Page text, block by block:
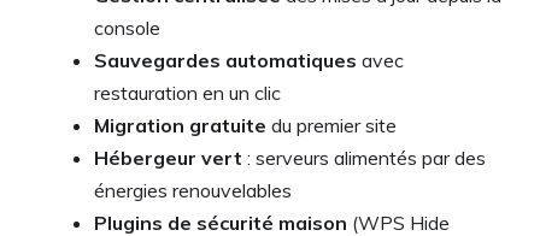
console
Sauvegardes automatiques avec
restauration en un clic
Migration gratuite du premier site
Hébergeur vert : serveurs alimentés par des
énergies renouvelables
Plugins de sécurité maison (WPS Hide